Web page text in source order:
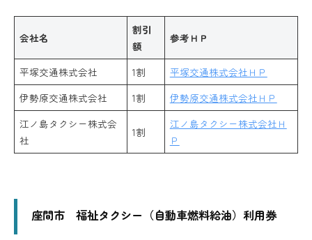
会社名
割引
額
参考ＨＰ
平塚交通株式会社 1割
平塚交通株式会社ＨＰ
伊勢原交通株式会社
1割
伊勢原交通株式会社ＨＰ
江ノ島タクシー株式会
社
1割
江ノ島タクシー株式会社Ｈ
Ｐ
座間市 福祉タクシー（自動車燃料給油）利用券